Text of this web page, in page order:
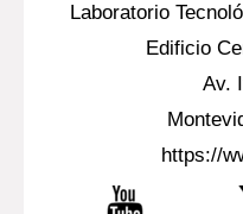
Laboratorio
Edificio
Av.
https://